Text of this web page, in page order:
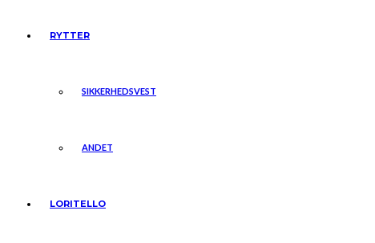
RYTTER
SIKKERHEDSVEST
ANDET
LORITELLO